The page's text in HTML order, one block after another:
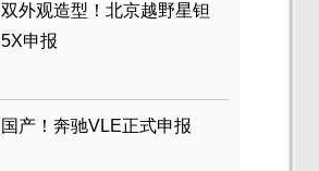
双外观造型！北京越野星钽
5X申报
国产！奔驰VLE正式申报